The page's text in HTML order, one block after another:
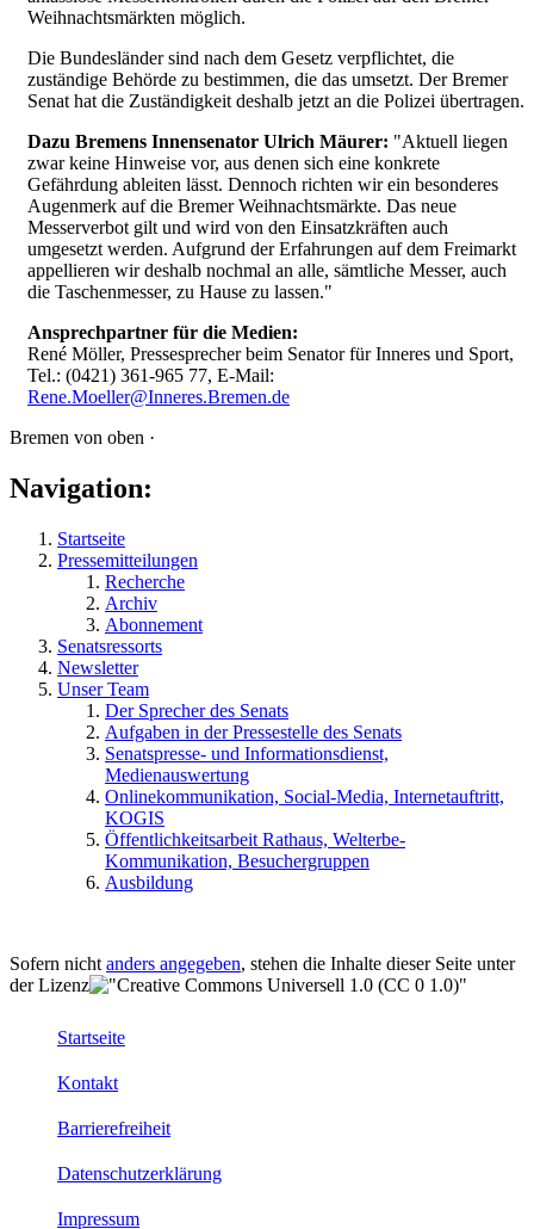
Weihnachtsmärkten möglich.
Die Bundesländer sind nach dem Gesetz verpflichtet, die
zuständige Behörde zu bestimmen, die das umsetzt. Der Bremer
Senat hat die Zuständigkeit deshalb jetzt an die Polizei übertragen.
Dazu Bremens Innensenator Ulrich Mäurer: "Aktuell liegen
zwar keine Hinweise vor, aus denen sich eine konkrete
Gefährdung ableiten lässt. Dennoch richten wir ein besonderes
Augenmerk auf die Bremer Weihnachtsmärkte. Das neue
Messerverbot gilt und wird von den Einsatzkräften auch
umgesetzt werden. Aufgrund der Erfahrungen auf dem Freimarkt
appellieren wir deshalb nochmal an alle, sämtliche Messer, auch
die Taschenmesser, zu Hause zu lassen."
Ansprechpartner für die Medien:
René Möller, Pressesprecher beim Senator für Inneres und Sport,
Tel.: (0421) 361-965 77, E-Mail:
Rene.Moeller@Inneres.Bremen.de
Bremen von oben ·
Navigation:
Startseite
Pressemitteilungen
Recherche
Archiv
Abonnement
Senatsressorts
Newsletter
Unser Team
Der Sprecher des Senats
Aufgaben in der Pressestelle des Senats
Senatspresse- und Informationsdienst,
Medienauswertung
Onlinekommunikation, Social-Media, Internetauftritt,
KOGIS
Öffentlichkeitsarbeit Rathaus, Welterbe-
Kommunikation, Besuchergruppen
Ausbildung
Sofern nicht anders angegeben, stehen die Inhalte dieser Seite unter
der Lizenz
Startseite
Kontakt
Barrierefreiheit
Datenschutzerklärung
Impressum